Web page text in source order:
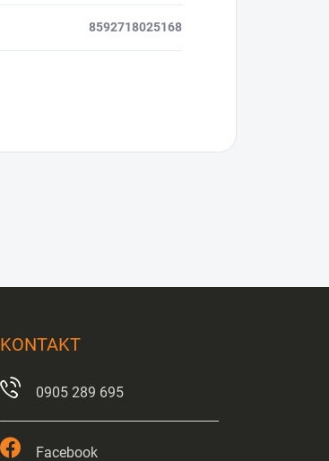
8592718025168
KONTAKT
0905 289 695
Facebook